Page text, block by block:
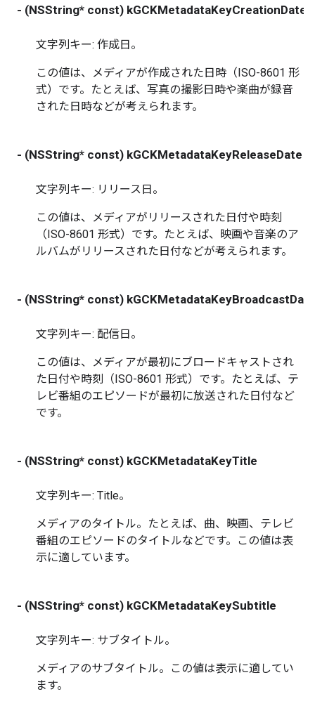
- (NSString* const) kGCKMetadataKeyCreationDate
文字列キー: 作成日。
この値は、メディアが作成された日時（ISO-8601 形
式）です。たとえば、写真の撮影日時や楽曲が録音
された日時などが考えられます。
- (NSString* const) kGCKMetadataKeyReleaseDate
文字列キー: リリース日。
この値は、メディアがリリースされた日付や時刻
（ISO-8601 形式）です。たとえば、映画や音楽のア
ルバムがリリースされた日付などが考えられます。
- (NSString* const) kGCKMetadataKeyBroadcastDate
文字列キー: 配信日。
この値は、メディアが最初にブロードキャストされ
た日付や時刻（ISO-8601 形式）です。たとえば、テ
レビ番組のエピソードが最初に放送された日付など
です。
- (NSString* const) kGCKMetadataKeyTitle
文字列キー: Title。
メディアのタイトル。たとえば、曲、映画、テレビ
番組のエピソードのタイトルなどです。この値は表
示に適しています。
- (NSString* const) kGCKMetadataKeySubtitle
文字列キー: サブタイトル。
メディアのサブタイトル。この値は表示に適してい
ます。